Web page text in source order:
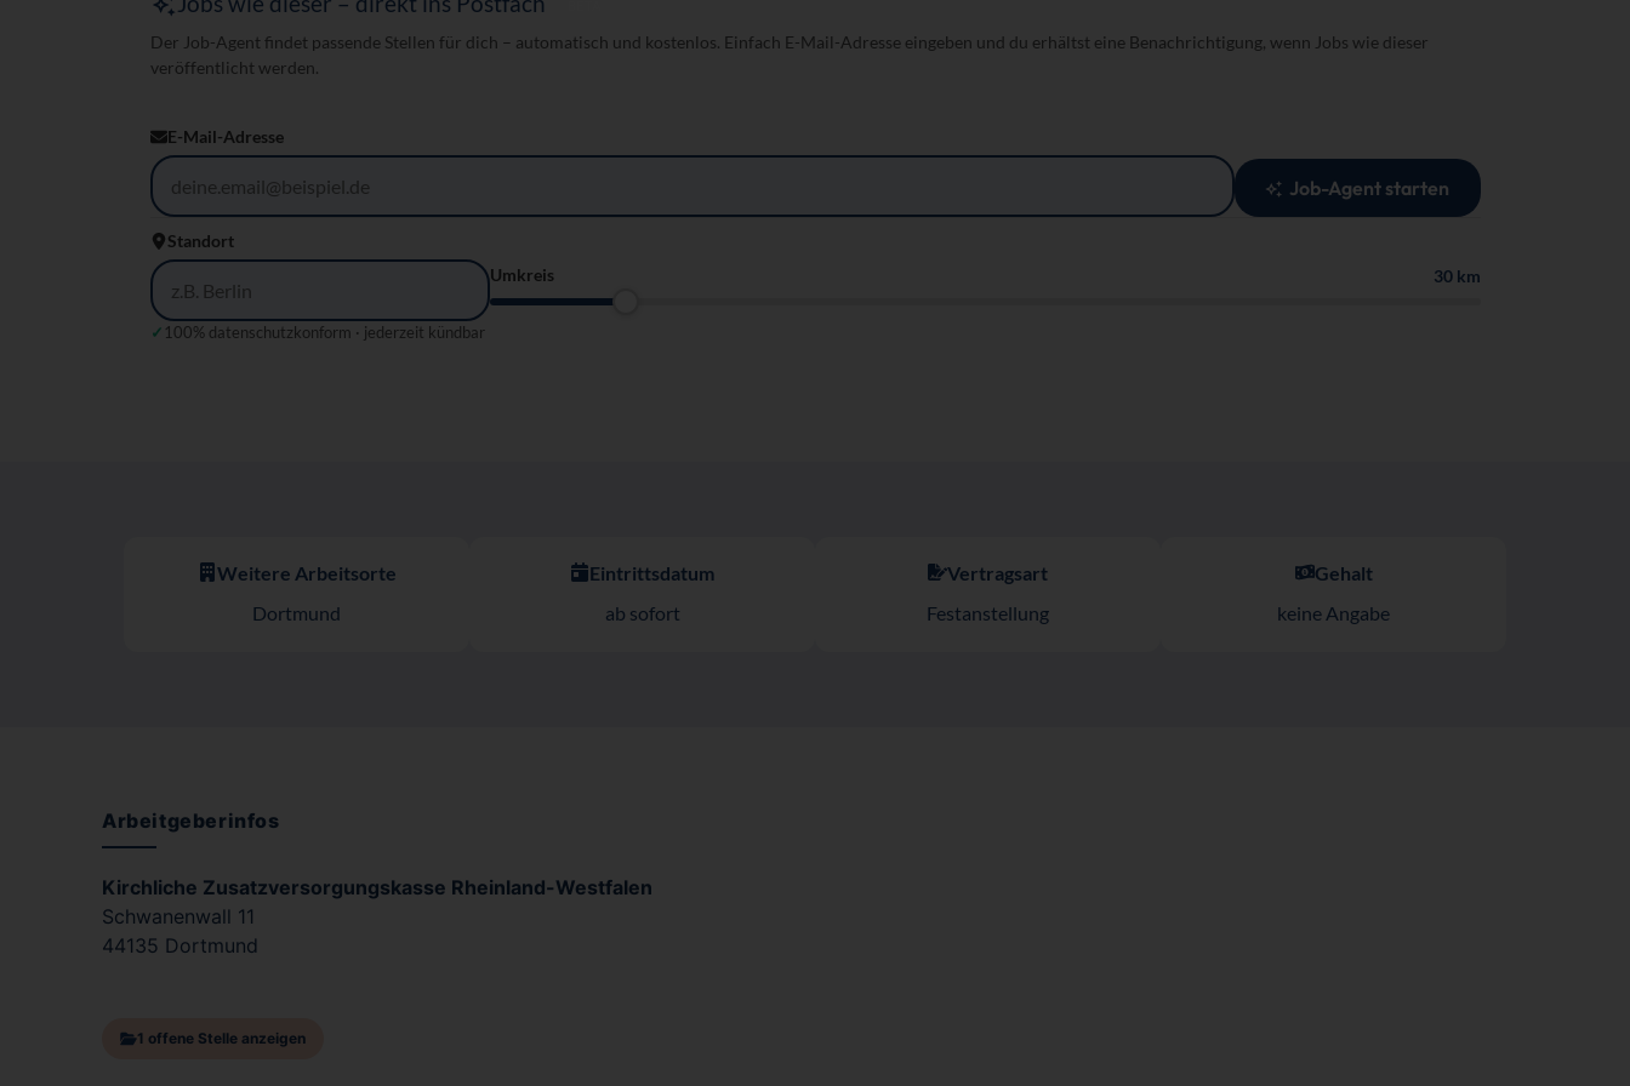
Der Job-Agent findet passende Stellen für dich – automatisch und kostenlos. Einfach E-Mail-Adresse eingeben und du erhältst eine Benachrichtigung, wenn Jobs wie dieser
veröffentlicht werden.
E-Mail-Adresse
Job-Agent starten
Standort
Umkreis
30 km
✓ 100% datenschutzkonform · jederzeit kündbar
Weitere Arbeitsorte
Dortmund
Eintrittsdatum
ab sofort
Vertragsart
Festanstellung
Gehalt
keine Angabe
Arbeitgeberinfos
Kirchliche Zusatzversorgungskasse Rheinland-Westfalen
Schwanenwall 11
44135 Dortmund
1 offene Stelle anzeigen